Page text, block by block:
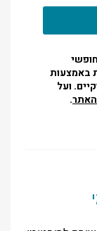
באמצעות
ועל
האתר.